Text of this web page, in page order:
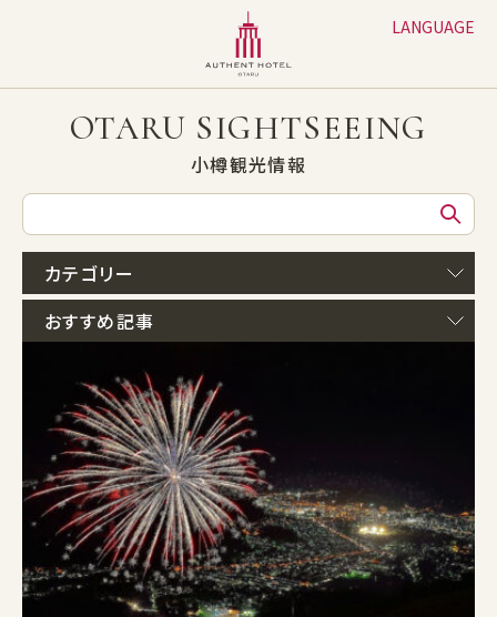
LANGUAGE
日本語
English
繁体字
OTARU SIGHTSEEING
小樽観光情報
カテゴリー
おすすめ記事